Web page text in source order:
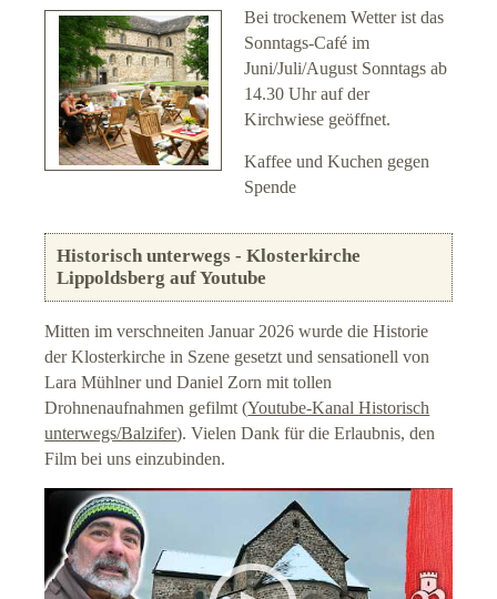
Bei trockenem Wetter ist das
Sonntags-Café im
Juni/Juli/August Sonntags ab
14.30 Uhr auf der
Kirchwiese geöffnet.
Kaffee und Kuchen gegen
Spende
Historisch unterwegs - Klosterkirche
Lippoldsberg auf Youtube
Mitten im verschneiten Januar 2026 wurde die Historie
der Klosterkirche in Szene gesetzt und sensationell von
Lara Mühlner und Daniel Zorn mit tollen
Drohnenaufnahmen gefilmt (Youtube-Kanal Historisch
unterwegs/Balzifer). Vielen Dank für die Erlaubnis, den
Film bei uns einzubinden.